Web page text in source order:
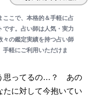
ここで、本格的＆手軽に占
です。占い師は人気・実力
々の鑑定実績を持つ占い師
手軽にご利用いただけま
思ってるの…？ あの
に対して今抱いてい